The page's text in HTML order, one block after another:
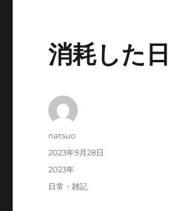
消耗した日
投
natsuo
投
2023年9月28日
カ
テ
2023年
タ
日常・雑記